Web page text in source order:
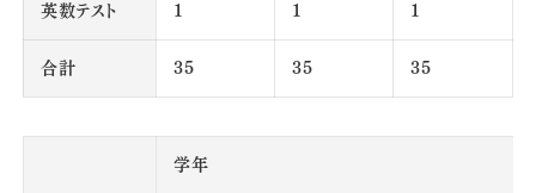
英数テスト 1 1 1
合計 35 35 35
学年